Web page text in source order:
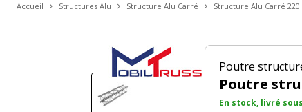
Accueil Structures Alu Structure Alu Carré Structure Alu Carré 220
Poutre
Poutre
En stock, livré